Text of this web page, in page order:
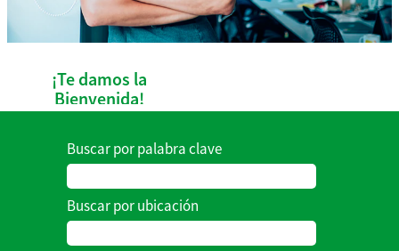
¡Te damos la
Bienvenida!
empresa en
constante
evolución,
Buscar por palabra clave
Buscar por ubicación